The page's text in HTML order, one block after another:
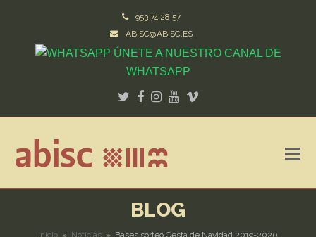
953 74 28 57
ABISC@ABISC.ES
ÚNETE A NUESTRO CANAL DE
WHATSAPP
Twitter
Facebook
Instagram
Youtube
Vimeo
BLOG
Inicio » Noticias » Bases sorteo Cesta de Navidad 2019-2020